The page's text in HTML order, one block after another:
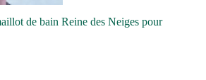
de bain Reine des Neiges pour